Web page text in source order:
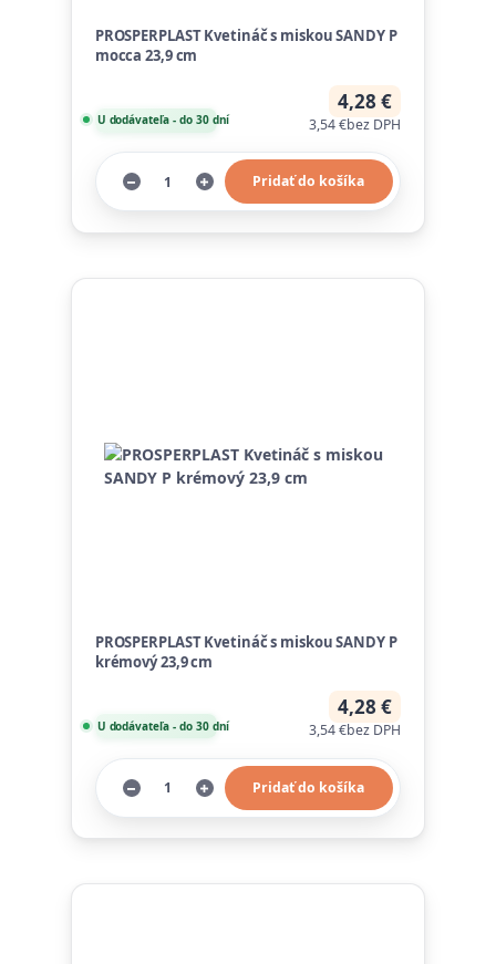
PROSPERPLAST Kvetináč s miskou SANDY P
mocca 23,9 cm
4,28 €
3,54 €bez DPH
U dodávateľa - do 30 dní
Pridať do košíka
PROSPERPLAST Kvetináč s miskou SANDY P
krémový 23,9 cm
4,28 €
3,54 €bez DPH
U dodávateľa - do 30 dní
Pridať do košíka